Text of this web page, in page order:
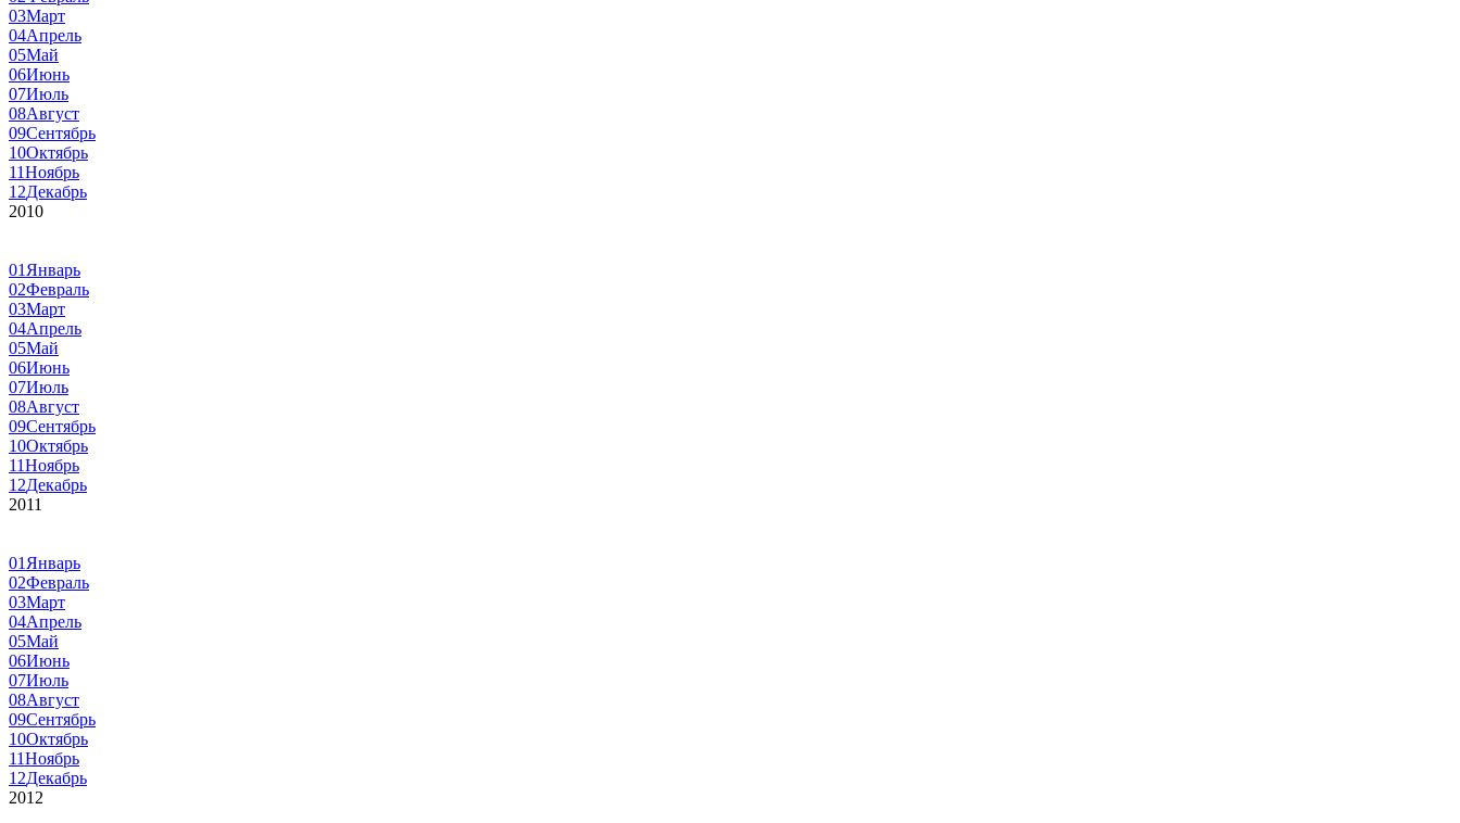
03Март
04Апрель
05Май
06Июнь
07Июль
08Август
09Сентябрь
10Октябрь
11Ноябрь
12Декабрь
2010
01 Январь
02Февраль
03Март
04Апрель
05Май
06Июнь
07Июль
08Август
09Сентябрь
10Октябрь
11Ноябрь
12Декабрь
2011
01 Январь
02Февраль
03Март
04Апрель
05Май
06Июнь
07Июль
08Август
09Сентябрь
10Октябрь
11Ноябрь
12Декабрь
2012